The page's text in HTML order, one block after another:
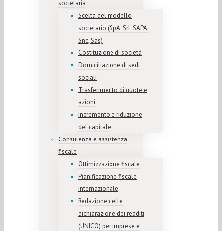
societaria
Scelta del modello
societario (SpA, Srl, SAPA,
Snc, Sas)
Costituzione di società
Domiciliazione di sedi
sociali
Trasferimento di quote e
azioni
Incremento e riduzione
del capitale
Consulenza e assistenza
fiscale
Ottimizzazione fiscale
Pianificazione fiscale
internazionale
Redazione delle
dichiarazione dei redditi
(UNICO) per imprese e